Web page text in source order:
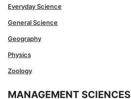
Everyday Science
General Science
Geography
Physics
Zoology
MANAGEMENT SCIENCES